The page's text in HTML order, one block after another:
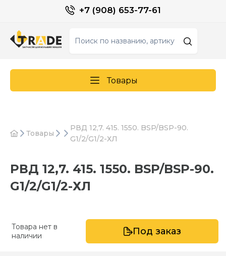
+7 (908) 653-77-61
Товары
Товары
РВД 12,7. 415. 1550. BSP/BSP-90.
G1/2/G1/2-ХЛ
РВД 12,7. 415. 1550. BSP/BSP-90.
G1/2/G1/2-ХЛ
Товара нет в
наличии
Под заказ